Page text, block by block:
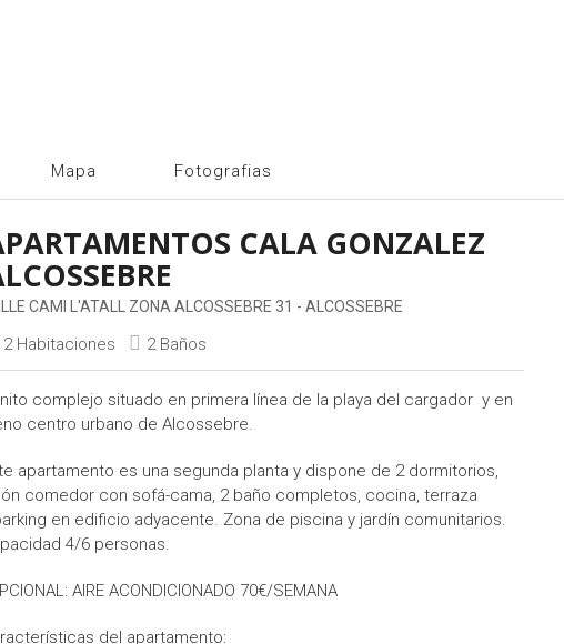
Mapa Fotografias
CALA GONZALEZ
CAMI L'ATALL ZONA ALCOSSEBRE 31 - ALCOSSEBRE
2 Habitaciones 2 Baños
complejo situado en primera línea de la playa del cargador y en
centro urbano de Alcossebre.
apartamento es una segunda planta y dispone de 2 dormitorios,
comedor con sofá-cama, 2 baño completos, cocina, terraza
en edificio adyacente. Zona de piscina y jardín comunitarios.
4/6 personas.
AIRE ACONDICIONADO 70€/SEMANA
del apartamento: